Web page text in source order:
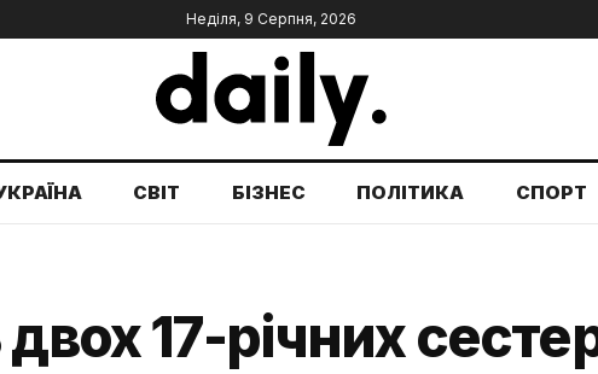
Неділя, 9 Серпня, 2026
СВІТ БІЗНЕС ПОЛІТИКА СПОРТ
17-річних